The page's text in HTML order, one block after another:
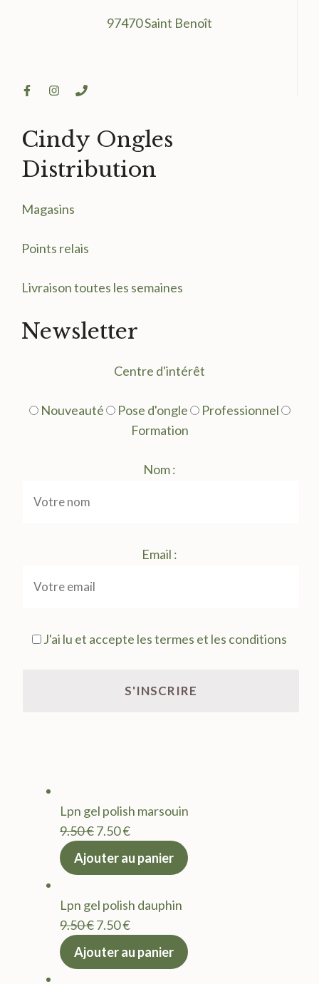
97470 Saint Benoît
Cindy Ongles
Distribution
Magasins
Points relais
Livraison toutes les semaines
Newsletter
Centre d'intérêt
Nouveauté Pose d'ongle
Professionnel
Formation
Nom :
Email :
J'ai lu et accepte les termes et les conditions
Lpn gel polish marsouin
9.50€Le
prix
9.50 €.
7.50€Le
actuel
7.50 €.
Ajouter au panier
Lpn gel polish dauphin
9.50€Le
prix
7.50€Le
actuel
Ajouter au panier